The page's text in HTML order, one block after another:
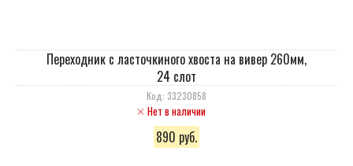
Переходник с ласточкиного хвоста на вивер 260мм,
24 слот
Код: 33230858
Нет в наличии
890 руб.